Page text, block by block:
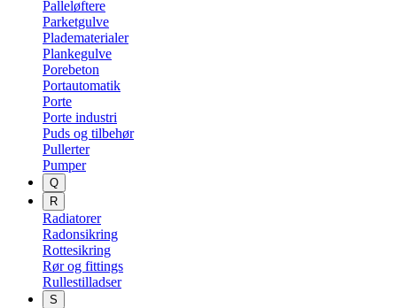
Palleløftere
Parketgulve
Pladematerialer
Plankegulve
Porebeton
Portautomatik
Porte
Porte industri
Puds og tilbehør
Pullerter
Pumper
Q
R
Radiatorer
Radonsikring
Rottesikring
Rør og fittings
Rullestilladser
S